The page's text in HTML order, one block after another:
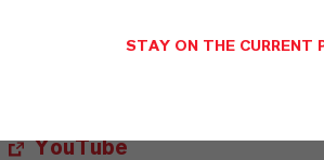
YouTube
STAY ON THE CURRENT